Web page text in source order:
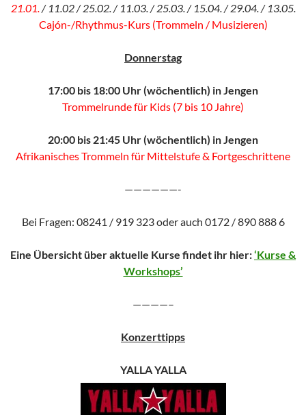
21.01. / 11.02 / 25.02. / 11.03. / 25.03. / 15.04. / 29.04. / 13.05.
Cajón-/Rhythmus-Kurs (Trommeln / Musizieren)
Donnerstag
17:00 bis 18:00 Uhr (wöchentlich) in Jengen
Trommelrunde für Kids (7 bis 10 Jahre)
20:00 bis 21:45 Uhr (wöchentlich) in Jengen
Afrikanisches Trommeln für Mittelstufe & Fortgeschrittene
——————-
Bei Fragen: 08241 / 919 323 oder auch 0172 / 890 888 6
Eine Übersicht über aktuelle Kurse findet ihr hier:‘Kurse &
Workshops’
————–
Konzerttipps
YALLA YALLA